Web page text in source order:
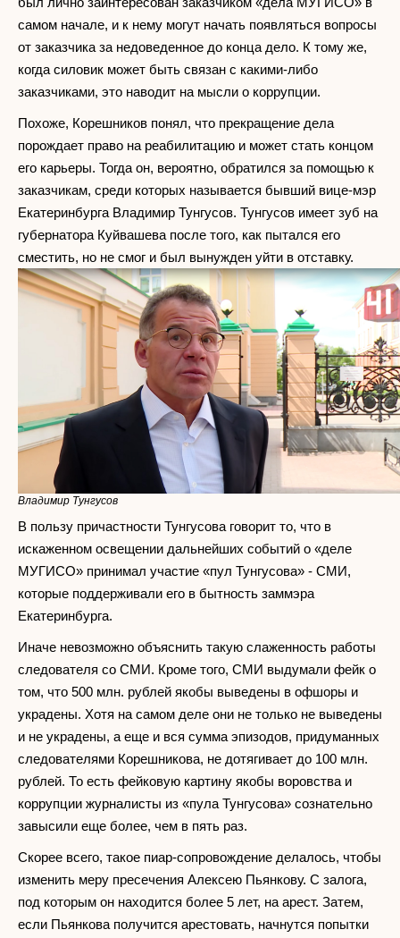
самом начале, и к нему могут начать появляться вопросы
от заказчика за недоведенное до конца дело. К тому же,
когда силовик может быть связан с какими-либо
заказчиками, это наводит на мысли о коррупции.
Похоже, Корешников понял, что прекращение дела
порождает право на реабилитацию и может стать концом
его карьеры. Тогда он, вероятно, обратился за помощью к
заказчикам, среди которых называется бывший вице-мэр
Екатеринбурга Владимир Тунгусов. Тунгусов имеет зуб на
губернатора Куйвашева после того, как пытался его
сместить, но не смог и был вынужден уйти в отставку.
Владимир Тунгусов
В пользу причастности Тунгусова говорит то, что в
искаженном освещении дальнейших событий о «деле
МУГИСО» принимал участие «пул Тунгусова» - СМИ,
которые поддерживали его в бытность заммэра
Екатеринбурга.
Иначе невозможно объяснить такую слаженность работы
следователя со СМИ. Кроме того, СМИ выдумали фейк о
том, что 500 млн. рублей якобы выведены в офшоры и
украдены. Хотя на самом деле они не только не выведены
и не украдены, а еще и вся сумма эпизодов, придуманных
следователями Корешникова, не дотягивает до 100 млн.
рублей. То есть фейковую картину якобы воровства и
коррупции журналисты из «пула Тунгусова» сознательно
завысили еще более, чем в пять раз.
Скорее всего, такое пиар-сопровождение делалось, чтобы
изменить меру пресечения Алексею Пьянкову. С залога,
под которым он находится более 5 лет, на арест. Затем,
если Пьянкова получится арестовать, начнутся попытки